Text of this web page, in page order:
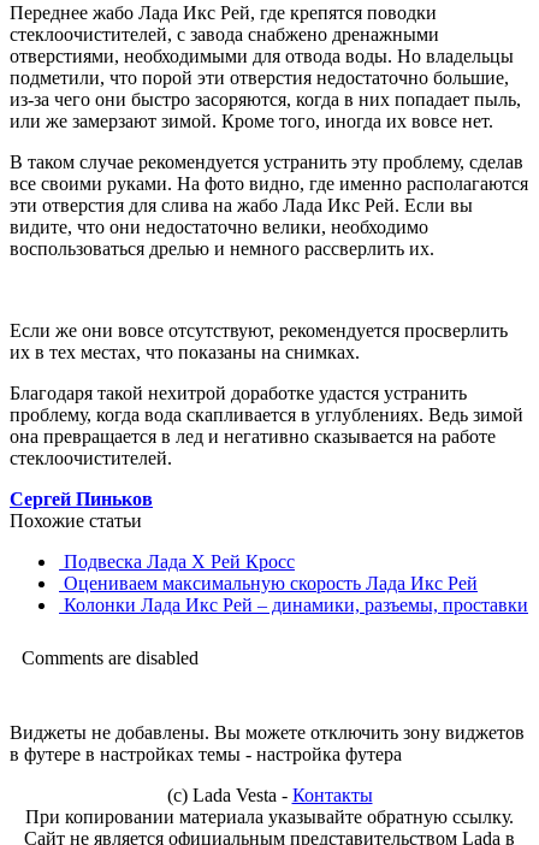
Переднее жабо Лада Икс Рей, где крепятся поводки
стеклоочистителей, с завода снабжено дренажными
отверстиями, необходимыми для отвода воды. Но владельцы
подметили, что порой эти отверстия недостаточно большие,
из-за чего они быстро засоряются, когда в них попадает пыль,
или же замерзают зимой. Кроме того, иногда их вовсе нет.
В таком случае рекомендуется устранить эту проблему, сделав
все своими руками. На фото видно, где именно располагаются
эти отверстия для слива на жабо Лада Икс Рей. Если вы
видите, что они недостаточно велики, необходимо
воспользоваться дрелью и немного рассверлить их.
Если же они вовсе отсутствуют, рекомендуется просверлить
их в тех местах, что показаны на снимках.
Благодаря такой нехитрой доработке удастся устранить
проблему, когда вода скапливается в углублениях. Ведь зимой
она превращается в лед и негативно сказывается на работе
стеклоочистителей.
Сергей Пиньков
Похожие статьи
Подвеска Лада Х Рей Кросс
Оцениваем максимальную скорость Лада Икс Рей
Колонки Лада Икс Рей – динамики, разъемы, проставки
Comments are disabled
Виджеты не добавлены. Вы можете отключить зону виджетов
в футере в настройках темы - настройка футера
(с) Lada Vesta - Контакты
При копировании материала указывайте обратную ссылку.
Сайт не является официальным представительством Lada в